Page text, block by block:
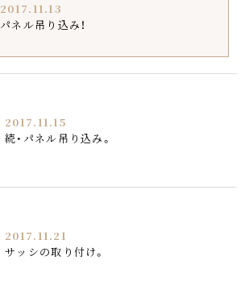
2017.11.13
パネル吊り込み！
2017.11.15
続・パネル吊り込み。
2017.11.21
サッシの取り付け。